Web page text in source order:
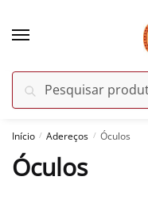
por:
Pesquisar
Início / Adereços / Óculos
Óculos